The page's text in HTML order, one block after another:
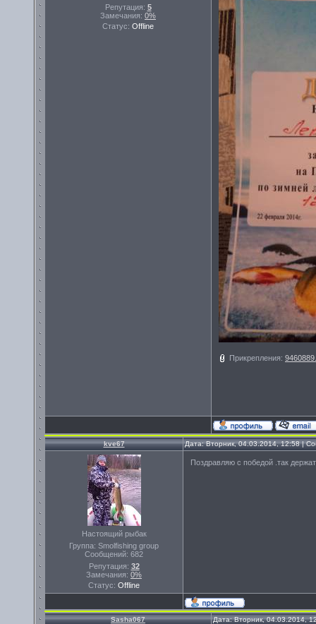
Репутация: 5
Замечания: 0%
Статус: Offline
Прикрепления:
kve67 Дата: Вторник, 04.03.2014, 12:58 |
Настоящий рыбак
Группа: Smolfishing group
Сообщений: 682
Репутация: 32
Замечания: 0%
Статус: Offline
Поздравляю с победой .так
Sasha067 Дата: Вторник, 04.03.2014,